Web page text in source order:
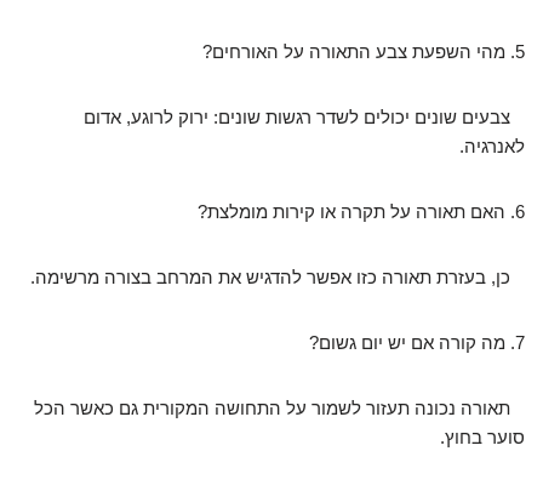
5. מהי השפעת צבע התאורה על האורחים?
צבעים שונים יכולים לשדר רגשות שונים: ירוק לרוגע, אדום
לאנרגיה.
6. האם תאורה על תקרה או קירות מומלצת?
כן, בעזרת תאורה כזו אפשר להדגיש את המרחב בצורה מרשימה.
7. מה קורה אם יש יום גשום?
תאורה נכונה תעזור לשמור על התחושה המקורית גם כאשר הכל
סוער בחוץ.